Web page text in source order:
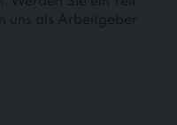
uns als Arbeitgeber